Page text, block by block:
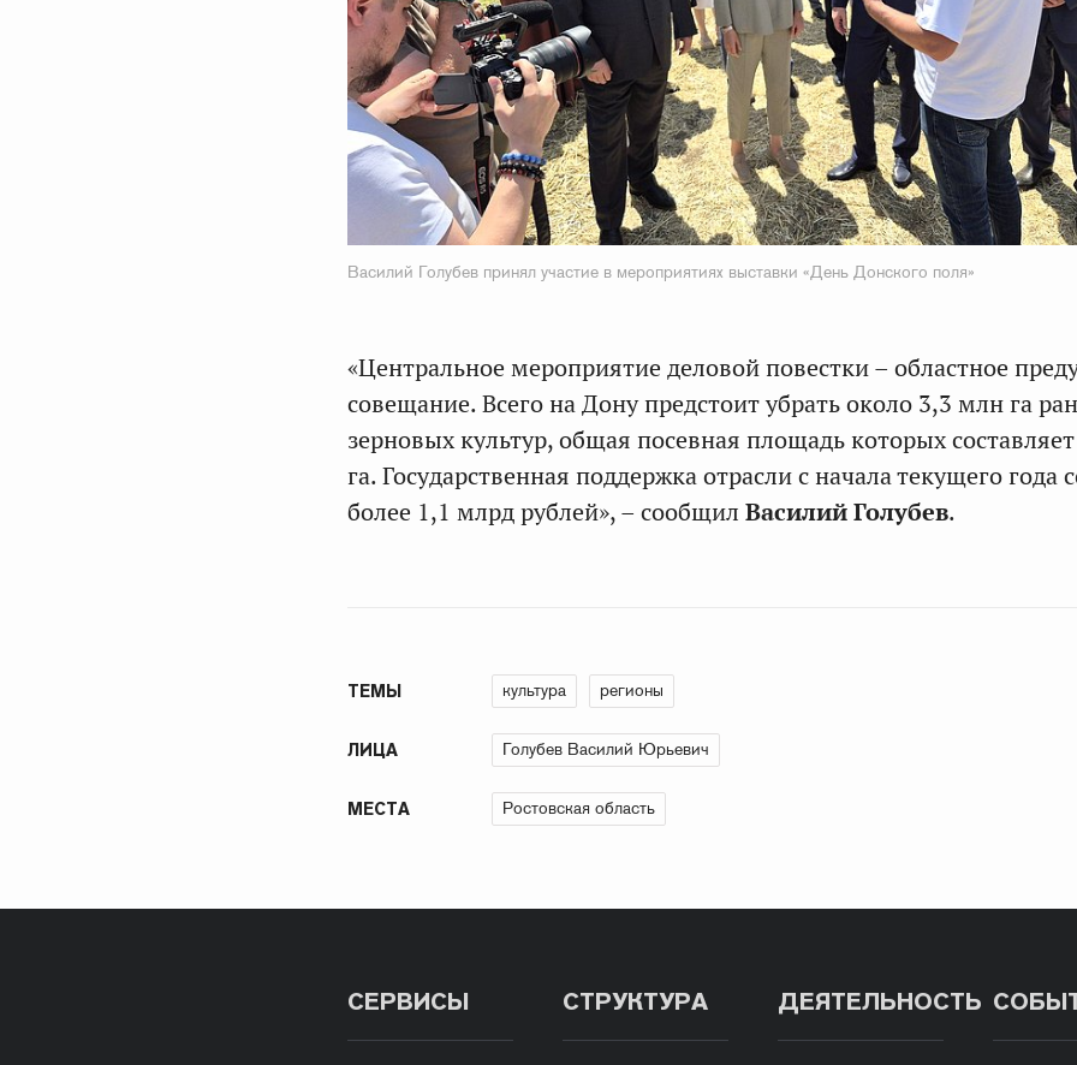
Василий Голубев принял участие в мероприятиях выставки «День Донского поля»
«Центральное мероприятие деловой повестки – областное
совещание. Всего на Дону предстоит убрать около 3,3 млн га
зерновых культур, общая посевная площадь которых
га. Государственная поддержка отрасли с начала текущего года
более 1,1 млрд рублей», – сообщил Василий Голубев.
ТЕМЫ культура регионы
ЛИЦА Голубев Василий Юрьевич
МЕСТА Ростовская область
СЕРВИСЫ СТРУКТУРА ДЕЯТЕЛЬНОСТЬ